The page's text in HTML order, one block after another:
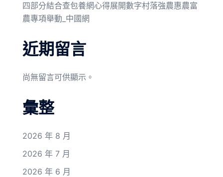
四部分結合查包養網心得展開數字村落強農惠農富
農專項舉動_中國網
近期留言
尚無留言可供顯示。
彙整
2026 年 8 月
2026 年 7 月
2026 年 6 月